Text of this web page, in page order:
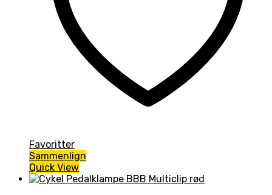
Favoritter
Sammenlign
Quick View